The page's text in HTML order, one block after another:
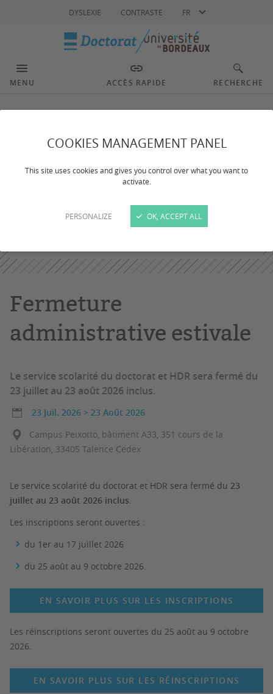
COOKIES MANAGEMENT PANEL
This site uses cookies and gives you control over what you want to
activate.
PERSONALIZE OK, ACCEPT ALL
DYSLEXIE CONTRASTE FR
MENU ACCÈS RAPIDE RECHERCHE
Fermeture
administrative estivale
Le service scolarité du doctorat et HDR sera fermé du
23 juillet au 23 août 2026 inclus.
23 Juil. 2026 > 23 Août 2026
Campus Peixotto, bâtiment A33, 351 cours de la
Libération, 33405 Talence Cedex
Le service scolarité du doctorat et HDR sera fermé du 23
juillet au 23 août 2026 inclus.
Les inscriptions seront ouvertes :
du 1er au 17 juillet 2026
du 25 août au 9 octobre 2026.
EN SAVOIR PLUS SUR LES INSCRIPTIONS
Les réinscriptions seront ouvertes du 25 août au 9 octobre
2026.
EN SAVOIR PLUS SUR LES RÉINSCRIPTIONS